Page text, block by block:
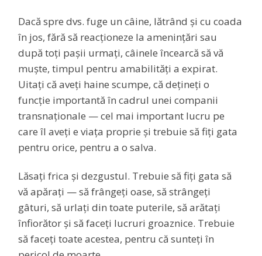
Dacă spre dvs. fuge un câine, lătrând și cu coada
în jos, fără să reacționeze la amenințări sau
după toți pașii urmați, câinele încearcă să vă
muște, timpul pentru amabilități a expirat.
Uitați că aveți haine scumpe, că dețineți o
funcție importantă în cadrul unei companii
transnaționale — cel mai important lucru pe
care îl aveți e viața proprie și trebuie să fiți gata
pentru orice, pentru a o salva.
Lăsați frica și dezgustul. Trebuie să fiți gata să
vă apărați — să frângeți oase, să strângeți
gâturi, să urlați din toate puterile, să arătați
înfiorător și să faceți lucruri groaznice. Trebuie
să faceți toate acestea, pentru că sunteți în